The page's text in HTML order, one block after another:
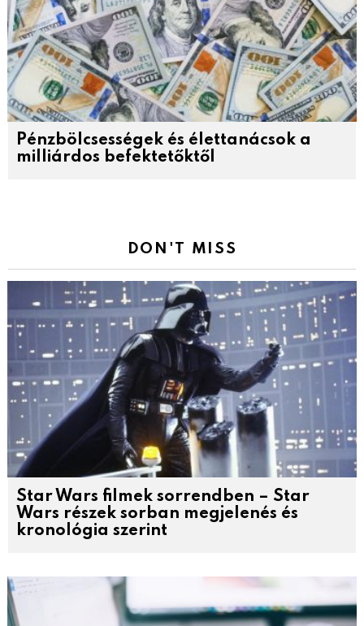
Pénzbölcsességek és élettanácsok a
milliárdos befektetőktől
DON'T MISS
Star Wars filmek sorrendben – Star
Wars részek sorban megjelenés és
kronológia szerint